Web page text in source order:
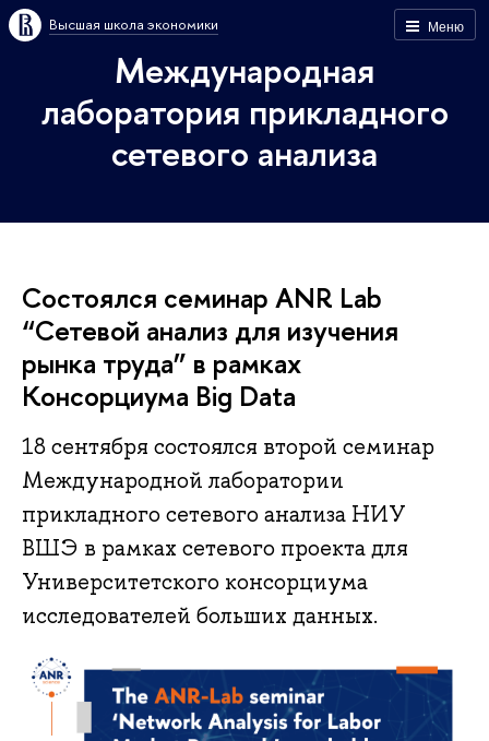
Меню
Высшая школа экономики
Международная
лаборатория прикладного
сетевого анализа
Состоялся семинар ANR Lab
“Сетевой анализ для изучения
рынка труда” в рамках
Консорциума Big Data
18 сентября состоялся второй семинар
Международной лаборатории
прикладного сетевого анализа НИУ
ВШЭ в рамках сетевого проекта для
Университетского консорциума
исследователей больших данных.